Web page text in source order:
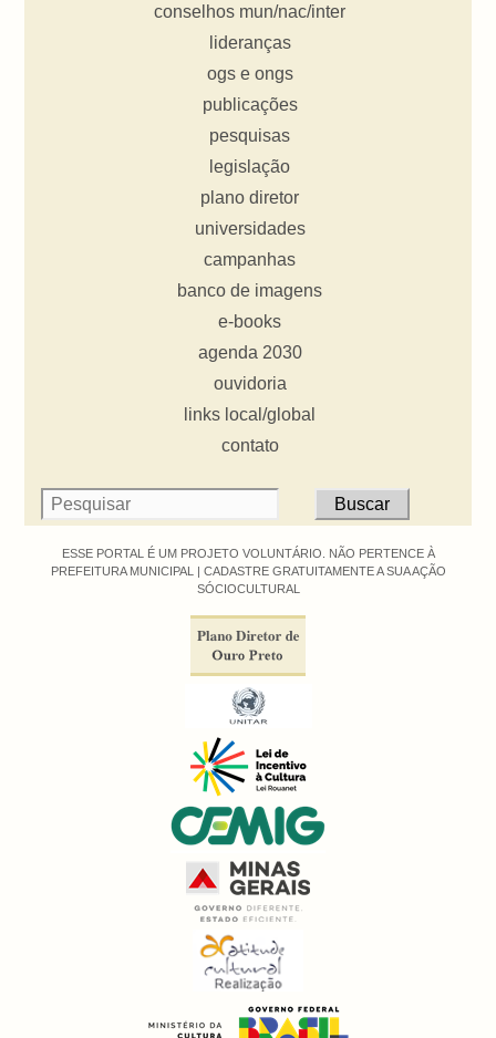
conselhos mun/nac/inter
lideranças
ogs e ongs
publicações
pesquisas
legislação
plano diretor
universidades
campanhas
banco de imagens
e-books
agenda 2030
ouvidoria
links local/global
contato
ESSE PORTAL É UM PROJETO VOLUNTÁRIO. NÃO PERTENCE À
PREFEITURA MUNICIPAL | CADASTRE GRATUITAMENTE A SUA AÇÃO
SÓCIOCULTURAL